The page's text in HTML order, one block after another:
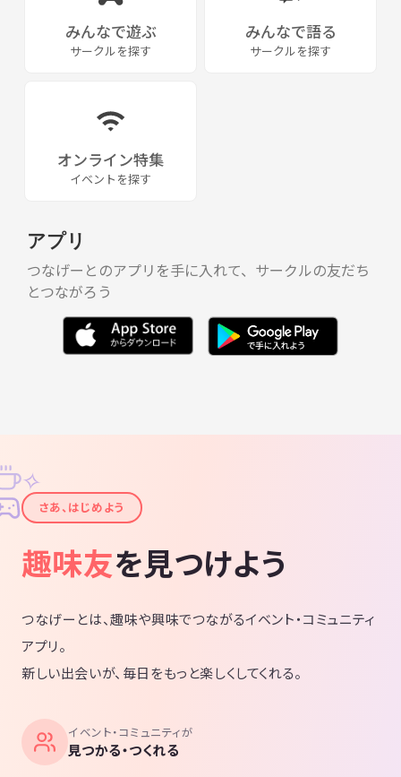
みんなで遊ぶ
サークルを探す
みんなで語る
サークルを探す
オンライン特集
イベントを探す
アプリ
つなげーとのアプリを手に入れて、サークルの友だち
とつながろう
✦
✧
さあ、はじめよう
趣味友を見つけよう
つなげーとは、趣味や興味でつながるイベント・コミュニティ
アプリ。
新しい出会いが、毎日をもっと楽しくしてくれる。
イベント・コミュニティが
見つかる・つくれる